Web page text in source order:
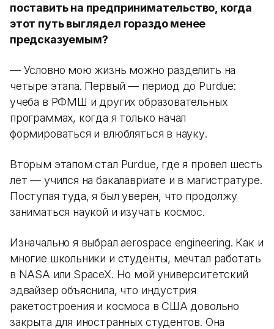
поставить на предпринимательство, когда
этот путь выглядел гораздо менее
предсказуемым?
— Условно мою жизнь можно разделить на
четыре этапа. Первый — период до Purdue:
учеба в РФМШ и других образовательных
программах, когда я только начал
формироваться и влюбляться в науку.
Вторым этапом стал Purdue, где я провел шесть
лет — учился на бакалавриате и в магистратуре.
Поступая туда, я был уверен, что продолжу
заниматься наукой и изучать космос.
Изначально я выбрал aerospace engineering. Как и
многие школьники и студенты, мечтал работать
в NASA или SpaceX. Но мой университетский
эдвайзер объяснила, что индустрия
ракетостроения и космоса в США довольно
закрыта для иностранных студентов. Она